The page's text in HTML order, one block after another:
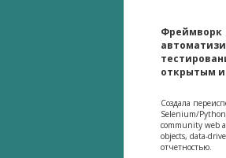
Фреймворк
открытым
Создала
Selenium/
community web
objects, data-
отчетностью.